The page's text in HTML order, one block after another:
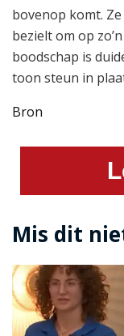
bovenop komt.
bezielt om op
boodschap is
toon steun in
Bron
Mis dit